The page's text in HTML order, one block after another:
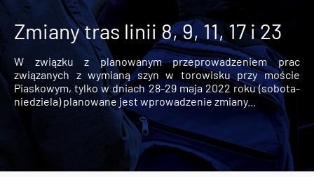
Zmiany tras linii 8, 9, 11, 17 i 23
W związku z planowanym przeprowadzeniem prac
związanych z wymianą szyn w torowisku przy moście
Piaskowym, tylko w dniach 28-29 maja 2022 roku (sobota-
niedziela) planowane jest wprowadzenie zmiany...